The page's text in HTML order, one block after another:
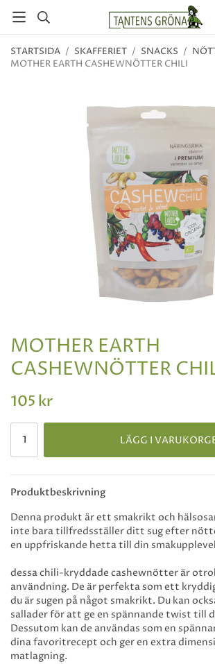
STARTSIDA / SKAFFERIET / SNACKS /
MOTHER EARTH CASHEWNÖTTER CHILI
MOTHER EARTH
CASHEWNÖTTER
105 kr
LÄGG I
Produktbeskrivning
Denna produkt är ett smakrikt och
inte bara tillfredsställer ditt sug efter
en uppfriskande hetta till din
dessa chili-kryddade cashewnötter är
användning. De är perfekta som ett
du är sugen på något smakrikt. Du kan
sallader för att ge en spännande twist till
Dessutom kan de användas som en
dina favoritrecept och ger en extra
matlagning.